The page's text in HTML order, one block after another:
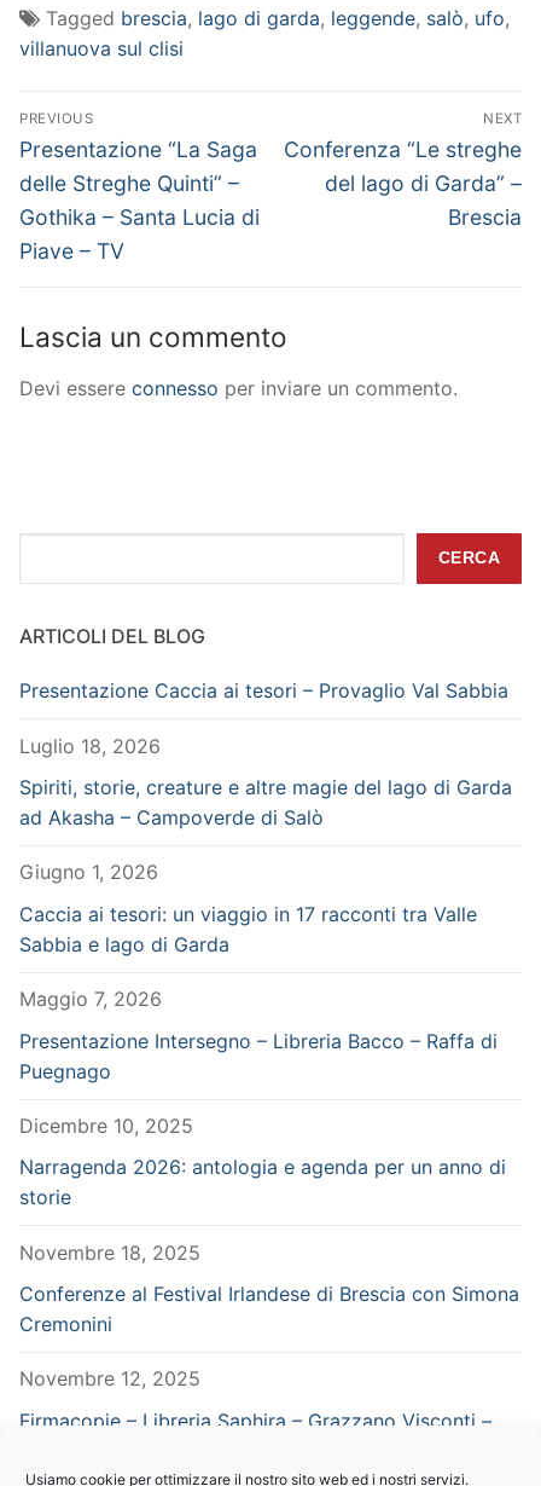
Usiamo cookie per ottimizzare il nostro sito web ed i nostri servizi.
Tagged brescia, lago di garda, leggende, salò, ufo,
villanuova sul clisi
Navigazione
articoli
PREVIOUS
Previous
post:
Presentazione “La Saga
delle Streghe Quinti” –
Gothika – Santa Lucia di
Piave – TV
NEXT
Next
post:
Conferenza “Le streghe
del lago di Garda” –
Brescia
Lascia un commento
Devi essere connesso per inviare un commento.
CERCA
ARTICOLI DEL BLOG
Presentazione Caccia ai tesori – Provaglio Val Sabbia
Luglio 18, 2026
Spiriti, storie, creature e altre magie del lago di Garda
ad Akasha – Campoverde di Salò
Giugno 1, 2026
Caccia ai tesori: un viaggio in 17 racconti tra Valle
Sabbia e lago di Garda
Maggio 7, 2026
Presentazione Intersegno – Libreria Bacco – Raffa di
Puegnago
Dicembre 10, 2025
Narragenda 2026: antologia e agenda per un anno di
storie
Novembre 18, 2025
Conferenze al Festival Irlandese di Brescia con Simona
Cremonini
Novembre 12, 2025
Firmacopie – Libreria Saphira – Grazzano Visconti –